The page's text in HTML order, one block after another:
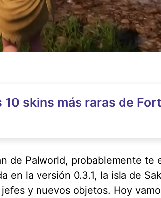
10 skins más raras de
de Palworld, probablemente te
en la versión 0.3.1, la isla de
y nuevos objetos. Hoy